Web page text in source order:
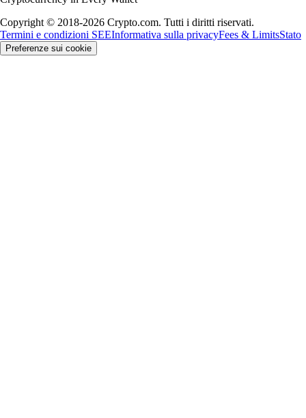
Copyright © 2018-2026 Crypto.com. Tutti i diritti riservati.
Termini e condizioni SEEInformativa sulla privacyFees & LimitsStato
Preferenze sui cookie